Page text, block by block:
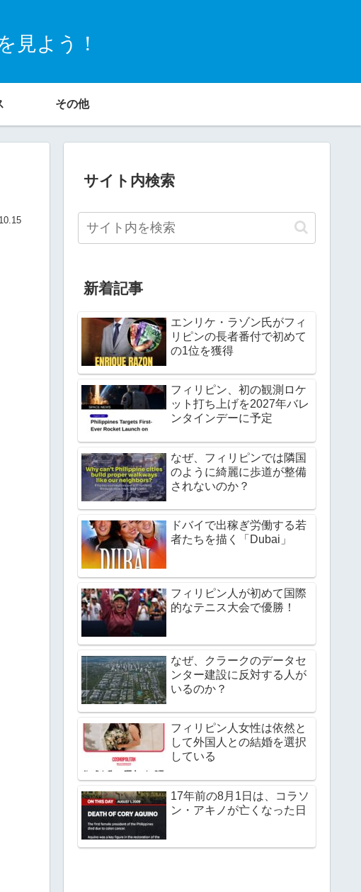
見よう！
その他
サイト内検索
新着記事
エンリケ・ラゾン氏がフィ
リピンの長者番付で初めて
の1位を獲得
フィリピン、初の観測ロケ
ット打ち上げを2027年バレ
ンタインデーに予定
なぜ、フィリピンでは隣国
のように綺麗に歩道が整備
されないのか？
ドバイで出稼ぎ労働する若
者たちを描く「Dubai」
フィリピン人が初めて国際
的なテニス大会で優勝！
なぜ、クラークのデータセ
ンター建設に反対する人が
いるのか？
フィリピン人女性は依然と
して外国人との結婚を選択
している
17年前の8月1日は、コラソ
ン・アキノが亡くなった日